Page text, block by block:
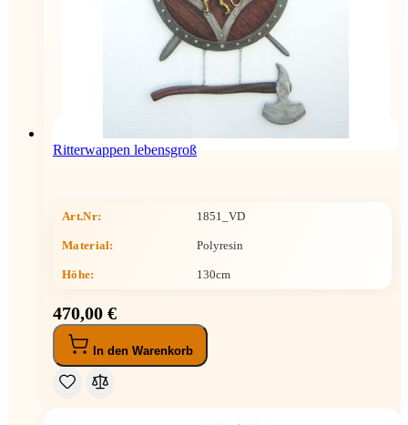
Ritterwappen lebensgroß
Art.Nr: 1851_VD
Material: Polyresin
Höhe: 130cm
470,00 €
In den Warenkorb